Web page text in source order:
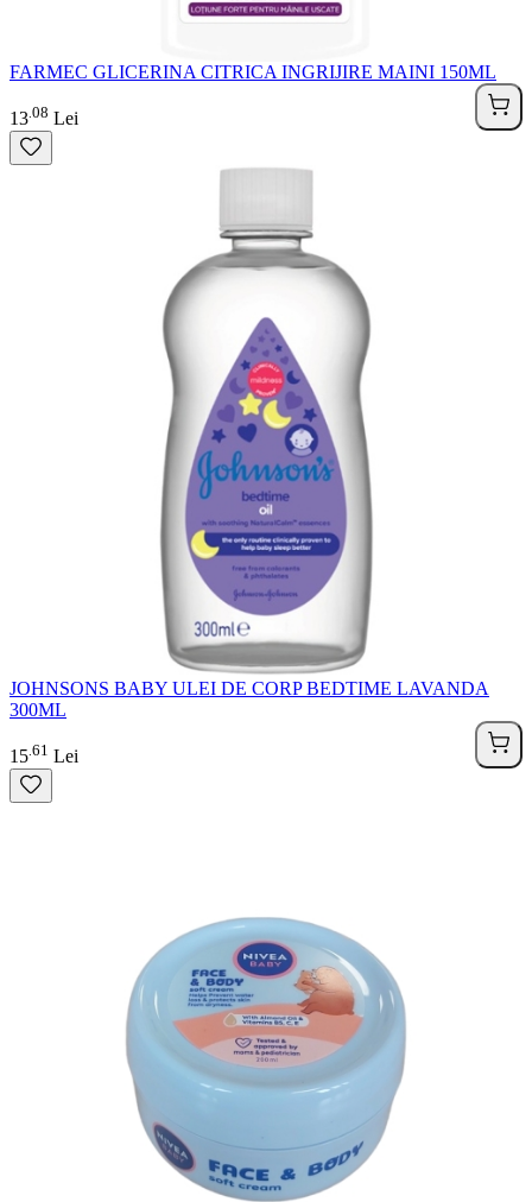
FARMEC GLICERINA CITRICA INGRIJIRE MAINI 150ML
13 08 Lei
JOHNSONS BABY ULEI DE CORP BEDTIME LAVANDA
300ML
15 61 Lei